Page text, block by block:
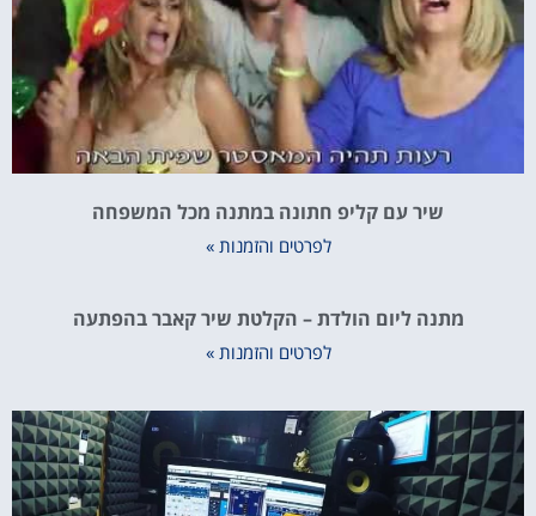
שיר עם קליפ חתונה במתנה מכל המשפחה
לפרטים והזמנות »
מתנה ליום הולדת – הקלטת שיר קאבר בהפתעה
לפרטים והזמנות »